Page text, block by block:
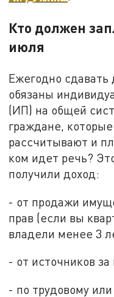
Кто должен
июля
Ежегодно
обязаны
(ИП) на общей
граждане,
рассчитывают и
ком идет речь?
получили доход:
- от продажи
прав (если вы
владели менее 3
- от источников
- по трудовому